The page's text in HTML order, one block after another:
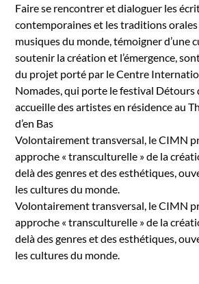
Faire se ren­con­tr­er et dia­loguer les
con­tem­po­raines et les tra­di­tions orales
musiques du monde, témoign­er d’une
soutenir la créa­tion et l’émergence,
du pro­jet porté par le Cen­tre
Nomades, qui porte le fes­ti­val Détours
accueille des artistes en rési­dence au
d’en Bas
Volon­taire­ment trans­ver­sal, le CIMN
approche « tran­scul­turelle » de la
delà des gen­res et des esthé­tiques,
les cul­tures du monde.
Volon­taire­ment trans­ver­sal, le CIMN
approche « tran­scul­turelle » de la
delà des gen­res et des esthé­tiques,
les cul­tures du monde.